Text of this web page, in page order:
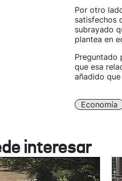
Por otro
satisfechos
subrayado
plantea en
Preguntado
que esa
añadido
Economía
interesar